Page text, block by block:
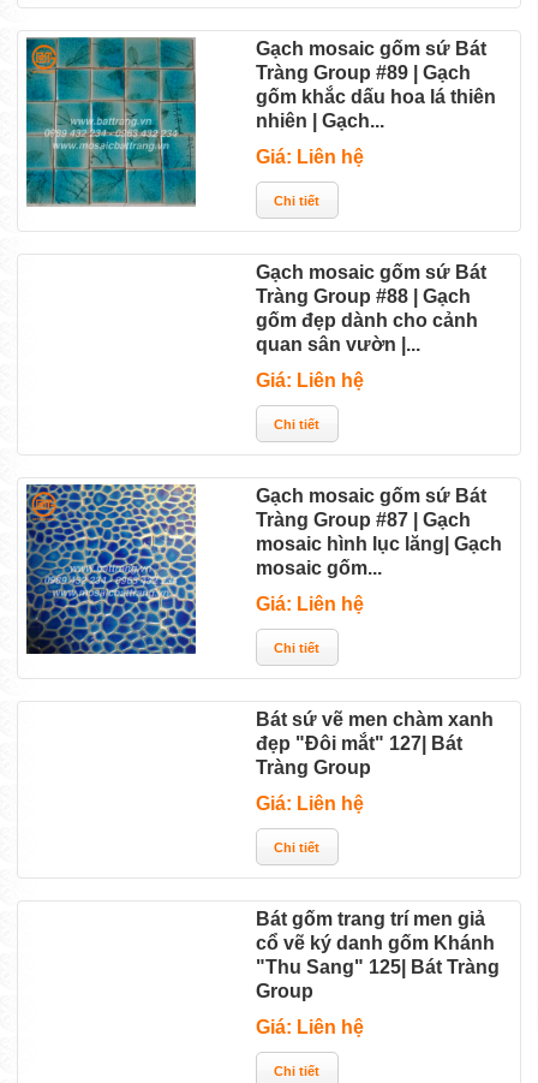
Gạch mosaic gốm sứ Bát
Tràng Group #89 | Gạch
gốm khắc dấu hoa lá thiên
nhiên | Gạch...
Giá: Liên hệ
Gạch mosaic gốm sứ Bát
Tràng Group #88 | Gạch
gốm đẹp dành cho cảnh
quan sân vườn |...
Giá: Liên hệ
Gạch mosaic gốm sứ Bát
Tràng Group #87 | Gạch
mosaic hình lục lăng| Gạch
mosaic gốm...
Giá: Liên hệ
Bát sứ vẽ men chàm xanh
đẹp "Đôi mắt" 127| Bát
Tràng Group
Giá: Liên hệ
Bát gốm trang trí men giả
cổ vẽ ký danh gốm Khánh
"Thu Sang" 125| Bát Tràng
Group
Giá: Liên hệ